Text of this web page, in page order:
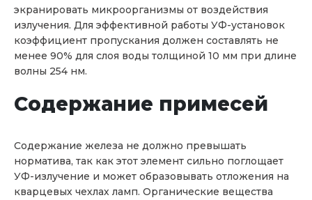
экранировать микроорганизмы от воздействия
излучения. Для эффективной работы УФ-установок
коэффициент пропускания должен составлять не
менее 90% для слоя воды толщиной 10 мм при длине
волны 254 нм.
Содержание примесей
Содержание железа не должно превышать
норматива, так как этот элемент сильно поглощает
УФ-излучение и может образовывать отложения на
кварцевых чехлах ламп. Органические вещества